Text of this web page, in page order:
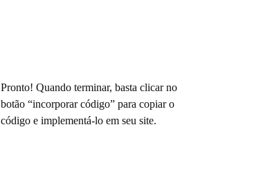
Pronto! Quando terminar, basta clicar no
botão “incorporar código” para copiar o
código e implementá-lo em seu site.